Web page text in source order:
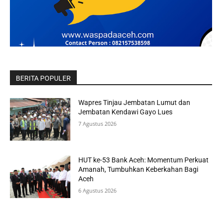
BERITA POPULER
Wapres Tinjau Jembatan Lumut dan
Jembatan Kendawi Gayo Lues
7 Agustus 2026
HUT ke-53 Bank Aceh: Momentum Perkuat
Amanah, Tumbuhkan Keberkahan Bagi
Aceh
6 Agustus 2026